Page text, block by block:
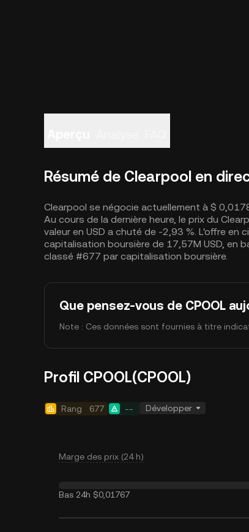
Résumé de Clearpool en
Clearpool se négocie actuellement à $
Au cours de la dernière heure, le prix du
valeur en USD a chuté de -2,93 %. L'offre
capitalisation boursière de 17,57M USD, en
classé #677 par capitalisation boursière.
Que pensez-vous de CPOOL
Note : Ces données sont fournies à titre
Profil CPOOL(CPOOL)
Rang 677 -- Développer
Marge des prix (24 h)
Bas 24h $0,01767